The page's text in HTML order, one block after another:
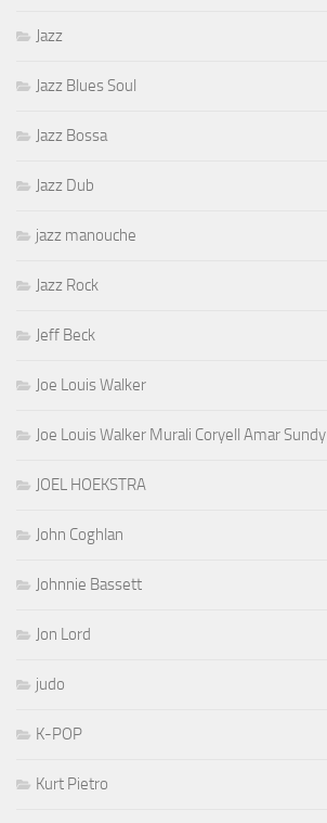
Jazz
Jazz Blues Soul
Jazz Bossa
Jazz Dub
jazz manouche
Jazz Rock
Jeff Beck
Joe Louis Walker
Joe Louis Walker Murali Coryell Amar Sundy
JOEL HOEKSTRA
John Coghlan
Johnnie Bassett
Jon Lord
judo
K-POP
Kurt Pietro